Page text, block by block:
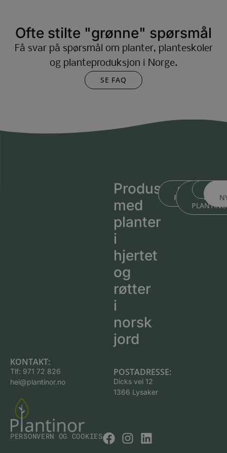
Ofte stilte "grønne" spørsmål
Få svar på spørsmål om planter, planteskoler
og planteproduksjon i Norge.
SE FAQ
Produsert
med
planter
i
hjertet
og
røtter
i
norsk
jord
BLI KJENT MED
BLI
MED
KONTAKT:
Tlf: 971 72 826
hei@plantinor.no
POSTADRESSE:
Dicks vei 12
1366 Lysaker
PERSONVERN OG COOKIES